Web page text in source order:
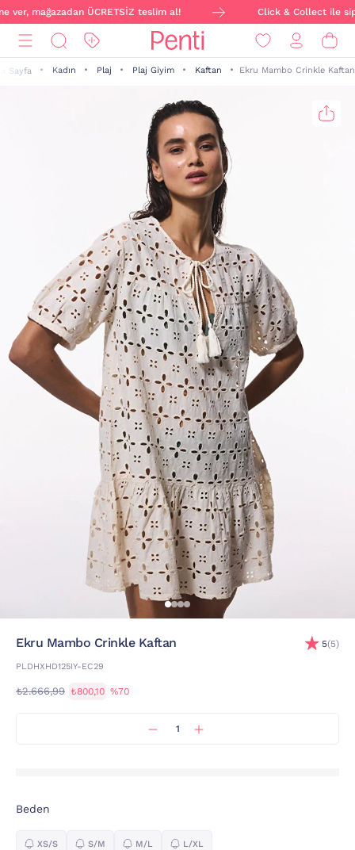
mağazadan ÜCRETSİZ teslim al! Click & Collect ile
Sayfa Kadın Plaj Plaj Giyim Kaftan Ekru Mambo Crinkle Kaftan
Ekru Mambo Crinkle Kaftan
PLDHXHD125IY-EC29
5(5)
₺2.666,99 ₺800,10 %70
Beden
XS/S S/M M/L L/XL